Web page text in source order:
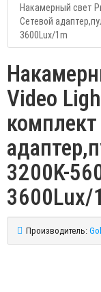
Накамерный свет
Сетевой
3600Lux/1m
Video
3200K-
3600Lux/
Производитель: